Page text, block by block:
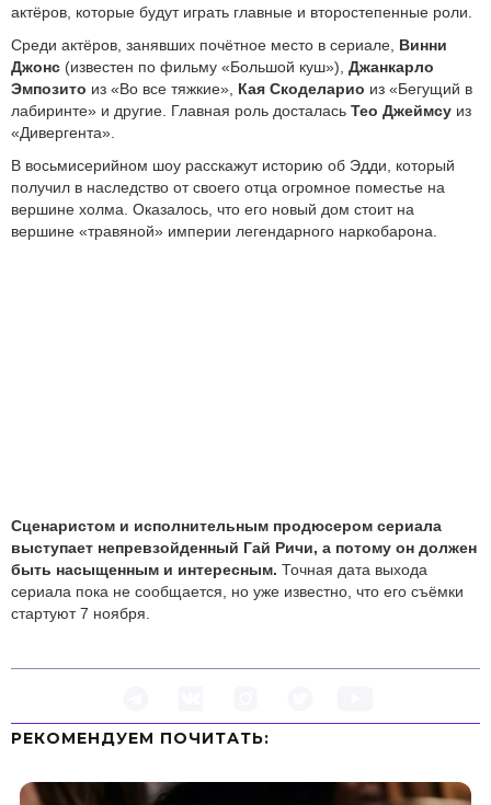
актёров, которые будут играть главные и второстепенные роли.
Среди актёров, занявших почётное место в сериале, Винни
Джонс (известен по фильму «Большой куш»), Джанкарло
Эмпозито из «Во все тяжкие», Кая Скоделарио из «Бегущий в
лабиринте» и другие. Главная роль досталась Тео Джеймсу из
«Дивергента».
В восьмисерийном шоу расскажут историю об Эдди, который
получил в наследство от своего отца огромное поместье на
вершине холма. Оказалось, что его новый дом стоит на
вершине «травяной» империи легендарного наркобарона.
Сценаристом и исполнительным продюсером сериала
выступает непревзойденный Гай Ричи, а потому он должен
быть насыщенным и интересным. Точная дата выхода
сериала пока не сообщается, но уже известно, что его съёмки
стартуют 7 ноября.
РЕКОМЕНДУЕМ ПOЧИТАТЬ: